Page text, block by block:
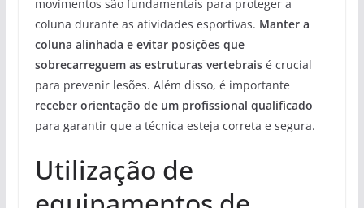
movimentos são fundamentais para proteger a
coluna durante as atividades esportivas. Manter a
coluna alinhada e evitar posições que
sobrecarreguem as estruturas vertebraisé crucial
para prevenir lesões. Além disso, é importante
receber orientação de um profissional qualificado
para garantir que a técnica esteja correta e segura.
Utilização de